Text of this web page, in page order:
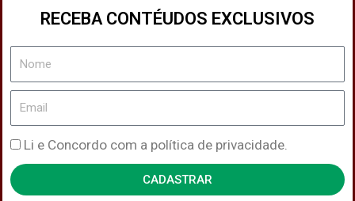
RECEBA CONTÉUDOS EXCLUSIVOS
Nome
Email
Política
de
Privacidade
Li e Concordo com a política de privacidade.
CADASTRAR